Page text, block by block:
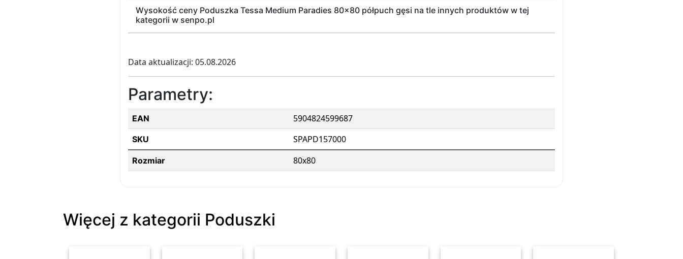
Wysokość ceny Poduszka Tessa Medium Paradies 80x80 półpuch gęsi na tle innych produktów w tej
kategorii w senpo.pl
Data aktualizacji: 05.08.2026
Parametry:
EAN 5904824599687
SKU SPAPD157000
Rozmiar 80x80
Więcej z kategorii Poduszki